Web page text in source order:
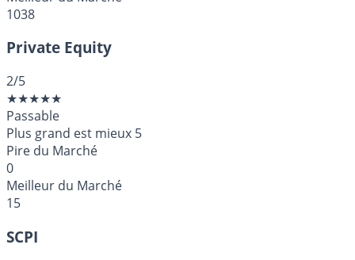
1038
Private Equity
2/5
★★★★★
Passable
Plus grand est mieux 5
Pire du Marché
0
Meilleur du Marché
15
SCPI